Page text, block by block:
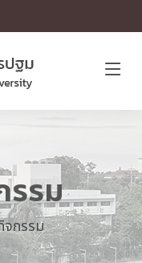
รรม
จกรรม